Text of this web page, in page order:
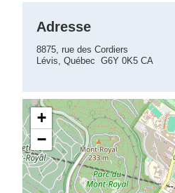
Adresse
8875, rue des Cordiers
Lévis, Québec G6Y 0K5 CA
+
−